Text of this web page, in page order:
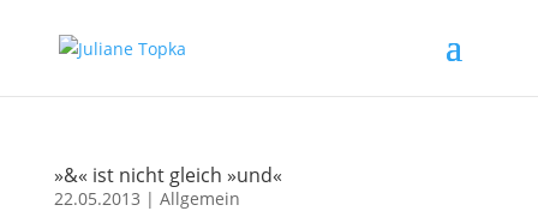
»&« ist nicht gleich »und«
22.05.2013 | Allgemein